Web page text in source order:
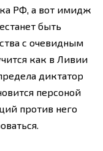
РФ, а вот имидж
быть
с очевидным
как в Ливии
диктатор
персоной
против него